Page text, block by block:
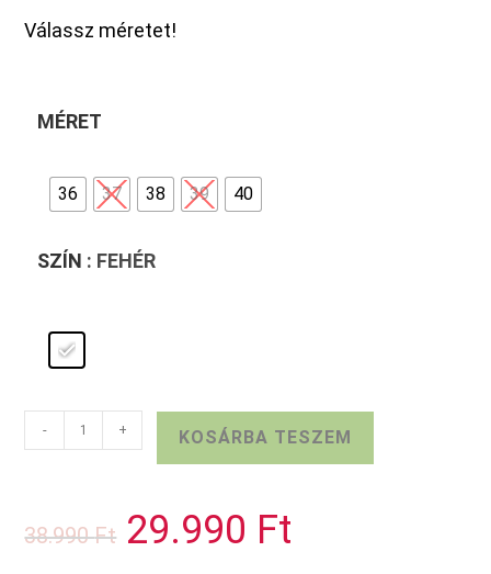
Válassz méretet!
MÉRET
36 37 38 39 40
SZÍN : FEHÉR
CAPRICE
bőr
mennyiség
- + KOSÁRBA TESZEM
38.990Ft
Original
price
was:
29.990 Ft